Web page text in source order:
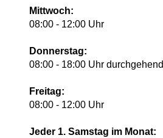
Mittwoch:
08:00 - 12:00 Uhr
Donnerstag:
08:00 - 18:00 Uhr durchgehend
Freitag:
08:00 - 12:00 Uhr
Jeder 1. Samstag im Monat: